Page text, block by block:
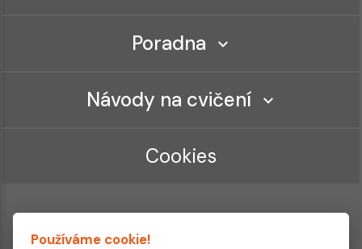
Poradna
Návody na cvičení
Cookies
Používáme cookie!